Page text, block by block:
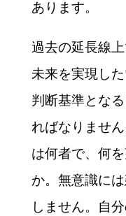
あります。
過去の延長線
未来を実現し
判断基準とな
ればなりませ
は何者で、何
か。無意識に
しません。自